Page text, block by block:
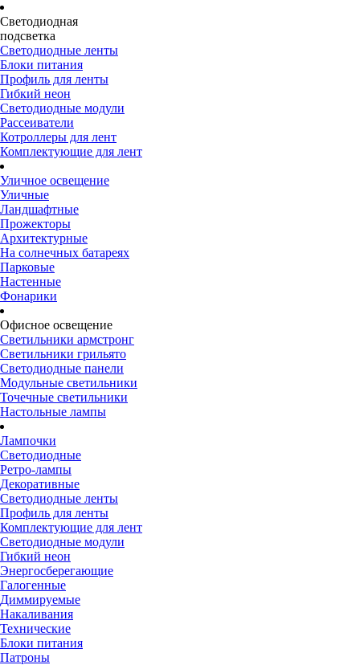
Светодиодная
подсветка
Светодиодные ленты
Блоки питания
Профиль для ленты
Гибкий неон
Светодиодные модули
Рассеиватели
Котроллеры для лент
Комплектующие для лент
Уличное освещение
Уличные
Ландшафтные
Прожекторы
Архитектурные
На солнечных батареях
Парковые
Настенные
Фонарики
Офисное освещение
Светильники армстронг
Светильники грильято
Светодиодные панели
Модульные светильники
Точечные светильники
Настольные лампы
Лампочки
Светодиодные
Ретро-лампы
Декоративные
Светодиодные ленты
Профиль для ленты
Комплектующие для лент
Светодиодные модули
Гибкий неон
Энергосберегающие
Галогенные
Диммируемые
Накаливания
Технические
Блоки питания
Патроны